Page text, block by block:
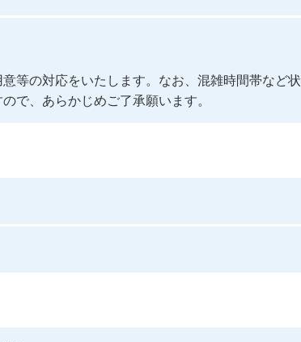
等の対応をいたします。なお、混雑時間帯など状
で、あらかじめご了承願います。